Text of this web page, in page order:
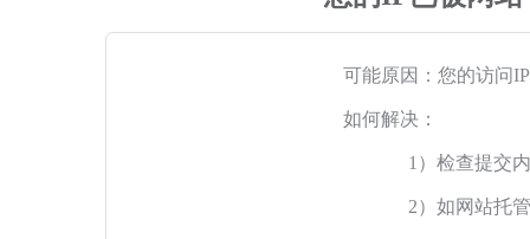
可能原因：您的访问
如何解决：
1）检查提交
2）如网站托